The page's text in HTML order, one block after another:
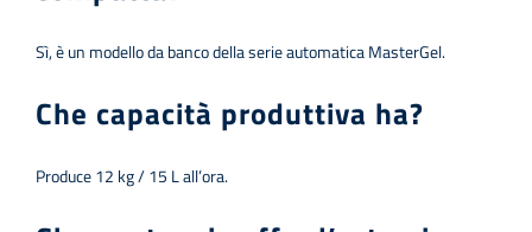
Sì, è un modello da banco della serie automatica MasterGel.
Che capacità produttiva ha?
Produce 12 kg / 15 L all’ora.